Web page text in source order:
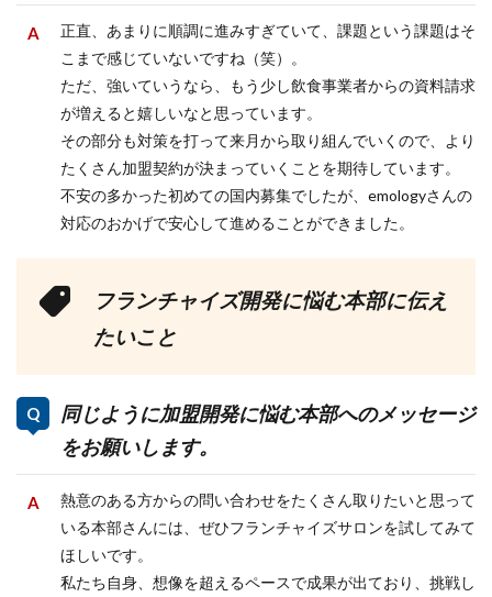
正直、あまりに順調に進みすぎていて、課題という課題はそ
こまで感じていないですね（笑）。
ただ、強いていうなら、もう少し飲食事業者からの資料請求
が増えると嬉しいなと思っています。
その部分も対策を打って来月から取り組んでいくので、より
たくさん加盟契約が決まっていくことを期待しています。
不安の多かった初めての国内募集でしたが、emologyさんの
対応のおかげで安心して進めることができました。
フランチャイズ開発に悩む本部に伝え
たいこと
同じように加盟開発に悩む本部へのメッセージ
をお願いします。
熱意のある方からの問い合わせをたくさん取りたいと思って
いる本部さんには、ぜひフランチャイズサロンを試してみて
ほしいです。
私たち自身、想像を超えるペースで成果が出ており、挑戦し